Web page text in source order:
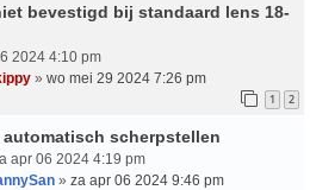
bevestigd bij standaard lens 18-
2024 4:10 pm
» wo mei 29 2024 7:26 pm
1 2
scherpstellen
apr 06 2024 4:19 pm
» za apr 06 2024 9:46 pm